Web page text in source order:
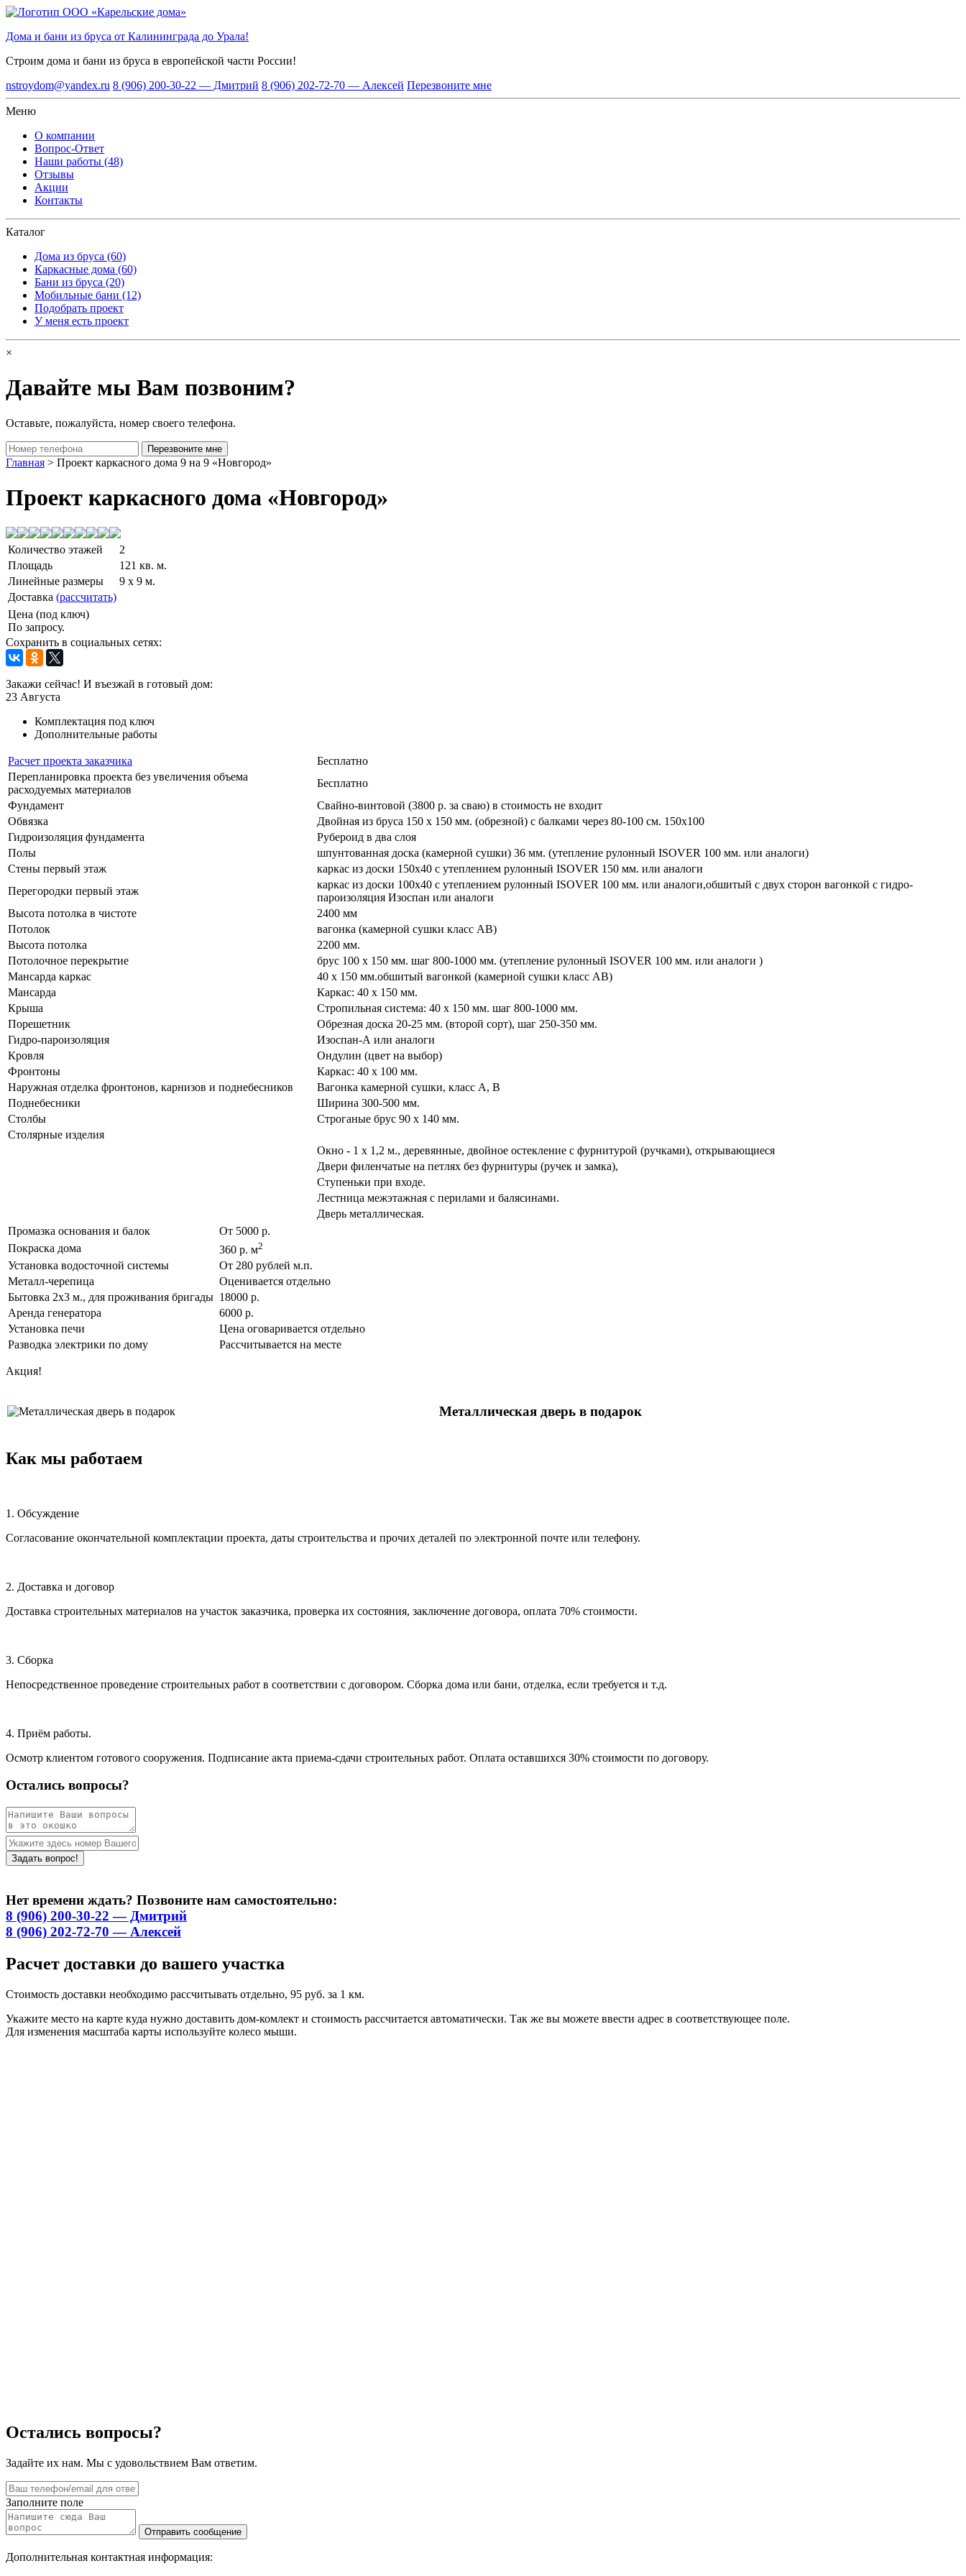
Дома и бани из бруса от Калининграда до Урала!
Строим дома и бани из бруса в европейской части России!
nstroydom@yandex.ru 8 (906) 200-30-22 — Дмитрий 8 (906) 202-72-70 — Алексей Перезвоните мне
Меню
О компании
Вопрос-Ответ
Наши работы (48)
Отзывы
Акции
Контакты
Каталог
Дома из бруса (60)
Каркасные дома (60)
Бани из бруса (20)
Мобильные бани (12)
Подобрать проект
У меня есть проект
×
Давайте мы Вам позвоним?
Оставьте, пожалуйста, номер своего телефона.
Главная > Проект каркасного дома 9 на 9 «Новгород»
Проект каркасного дома «Новгород»
Количество этажей
2
Площадь
121 кв. м.
Линейные размеры
9 x 9 м.
Доставка (рассчитать)
Цена (под ключ)
По запросу.
Сохранить в социальных сетях:
Закажи сейчас! И въезжай в готовый дом:
23 Августа
Комплектация под ключ
Дополнительные работы
Расчет проекта заказчика
Бесплатно
Перепланировка проекта без увеличения объема
расходуемых материалов
Бесплатно
Фундамент
Свайно-винтовой (3800 р. за сваю) в стоимость не входит
Обвязка
Двойная из бруса 150 х 150 мм. (обрезной) с балками через 80-100 см. 150х100
Гидроизоляция фундамента
Рубероид в два слоя
Полы
шпунтованная доска (камерной сушки) 36 мм. (утепление рулонный ISOVER 100 мм. или аналоги)
Стены первый этаж
каркас из доски 150х40 с утеплением рулонный ISOVER 150 мм. или аналоги
Перегородки первый этаж
каркас из доски 100х40 с утеплением рулонный ISOVER 100 мм. или аналоги,обшитый с двух сторон вагонкой с гидро-
пароизоляция Изоспан или аналоги
Высота потолка в чистоте
2400 мм
Потолок
вагонка (камерной сушки класс АВ)
Высота потолка
2200 мм.
Потолочное перекрытие
брус 100 х 150 мм. шаг 800-1000 мм. (утепление рулонный ISOVER 100 мм. или аналоги )
Мансарда каркас
40 х 150 мм.обшитый вагонкой (камерной сушки класс АВ)
Мансарда
Каркас: 40 х 150 мм.
Крыша
Стропильная система: 40 х 150 мм. шаг 800-1000 мм.
Порешетник
Обрезная доска 20-25 мм. (второй сорт), шаг 250-350 мм.
Гидро-пароизоляция
Изоспан-А или аналоги
Кровля
Ондулин (цвет на выбор)
Фронтоны
Каркас: 40 х 100 мм.
Наружная отделка фронтонов, карнизов и поднебесников
Вагонка камерной сушки, класс А, В
Поднебесники
Ширина 300-500 мм.
Столбы
Строганые брус 90 х 140 мм.
Столярные изделия
Окно - 1 х 1,2 м., деревянные, двойное остекление с фурнитурой (ручками), открывающиеся
Двери филенчатые на петлях без фурнитуры (ручек и замка),
Ступеньки при входе.
Лестница межэтажная с перилами и балясинами.
Дверь металлическая.
Промазка основания и балок
От 5000 р.
Покраска дома
360 р. м2
Установка водосточной системы
От 280 рублей м.п.
Металл-черепица
Оценивается отдельно
Бытовка 2х3 м., для проживания бригады 18000 р.
Аренда генератора
6000 р.
Установка печи
Цена оговаривается отдельно
Разводка электрики по дому
Рассчитывается на месте
Акция!
Металлическая дверь в подарок
Как мы работаем
1. Обсуждение
Согласование окончательной комплектации проекта, даты строительства и прочих деталей по электронной почте или телефону.
2. Доставка и договор
Доставка строительных материалов на участок заказчика, проверка их состояния, заключение договора, оплата 70% стоимости.
3. Сборка
Непосредственное проведение строительных работ в соответствии с договором. Сборка дома или бани, отделка, если требуется и т.д.
4. Приём работы.
Осмотр клиентом готового сооружения. Подписание акта приема-сдачи строительных работ. Оплата оставшихся 30% стоимости по договору.
Остались вопросы?
Нет времени ждать? Позвоните нам самостоятельно:
8 (906) 200-30-22 — Дмитрий
8 (906) 202-72-70 — Алексей
Расчет доставки до вашего участка
Стоимость доставки необходимо рассчитывать отдельно, 95 руб. за 1 км.
Укажите место на карте куда нужно доставить дом-комлект и стоимость рассчитается автоматически. Так же вы можете ввести адрес в соответствующее поле.
Для изменения масштаба карты используйте колесо мыши.
Остались вопросы?
Задайте их нам. Мы с удовольствием Вам ответим.
Заполните поле
Дополнительная контактная информация: